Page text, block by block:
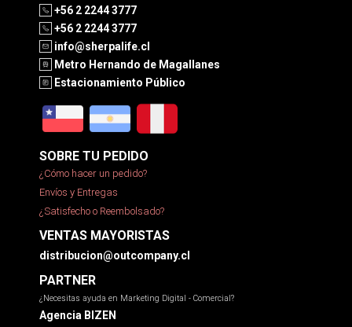
+56 2 2244 3777
+56 2 2244 3777
info@sherpalife.cl
Metro Hernando de Magallanes
Estacionamiento Público
SOBRE TU PEDIDO
¿Cómo hacer un pedido?
Envíos y Entregas
¿Satisfecho o Reembolsado?
VENTAS MAYORISTAS
distribucion@outcompany.cl
PARTNER
¿Necesitas ayuda en Marketing Digital - Comercial?
Agencia BIZEN